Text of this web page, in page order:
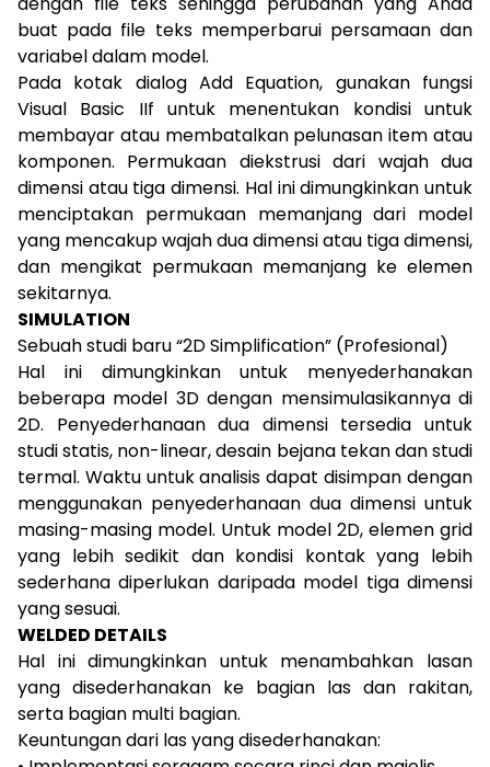
buat pada file teks memperbarui persamaan dan
variabel dalam model.
Pada kotak dialog Add Equation, gunakan fungsi
Visual Basic IIf untuk menentukan kondisi untuk
membayar atau membatalkan pelunasan item atau
komponen. Permukaan diekstrusi dari wajah dua
dimensi atau tiga dimensi. Hal ini dimungkinkan untuk
menciptakan permukaan memanjang dari model
yang mencakup wajah dua dimensi atau tiga dimensi,
dan mengikat permukaan memanjang ke elemen
sekitarnya.
SIMULATION
Sebuah studi baru “2D Simplification” (Profesional)
Hal ini dimungkinkan untuk menyederhanakan
beberapa model 3D dengan mensimulasikannya di
2D. Penyederhanaan dua dimensi tersedia untuk
studi statis, non-linear, desain bejana tekan dan studi
termal. Waktu untuk analisis dapat disimpan dengan
menggunakan penyederhanaan dua dimensi untuk
masing-masing model. Untuk model 2D, elemen grid
yang lebih sedikit dan kondisi kontak yang lebih
sederhana diperlukan daripada model tiga dimensi
yang sesuai.
WELDED DETAILS
Hal ini dimungkinkan untuk menambahkan lasan
yang disederhanakan ke bagian las dan rakitan,
serta bagian multi bagian.
Keuntungan dari las yang disederhanakan: